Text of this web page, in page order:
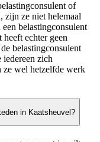
of
zijn ze niet helemaal
belastingconsulent
echter geen
belastingconsulent
iedereen zich
ze wel hetzelfde werk
in Kaatsheuvel?